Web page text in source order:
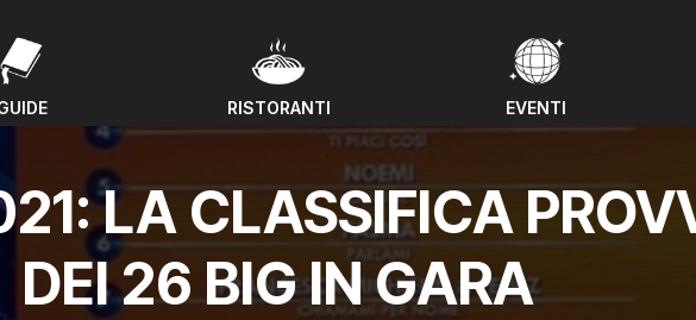
RISTORANTI EVENTI
LA CLASSIFICA
DEI 26 BIG IN GARA